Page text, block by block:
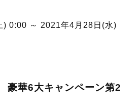
) 0:00 ～ 2021年4月28日(水)
華6大キャンペーン第2